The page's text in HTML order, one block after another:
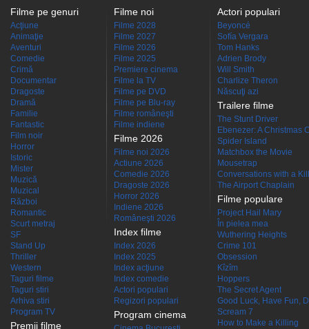
Filme pe genuri
Acţiune
Animaţie
Aventuri
Comedie
Crimă
Documentar
Dragoste
Dramă
Familie
Fantastic
Film noir
Horror
Istoric
Mister
Muzică
Muzical
Război
Romantic
Scurt metraj
SF
Stand Up
Thriller
Western
Taguri filme
Taguri stiri
Arhiva stiri
Program TV
Premii filme
Filme noi
Filme 2028
Filme 2027
Filme 2026
Filme 2025
Premiere cinema
Filme la TV
Filme pe DVD
Filme pe Blu-ray
Filme româneşti
Filme indiene
Filme 2026
Filme noi 2026
Actiune 2026
Comedie 2026
Dragoste 2026
Horror 2026
Indiene 2026
Româneşti 2026
Index filme
Index 2026
Index 2025
Index acţiune
Index comedie
Actori populari
Regizori populari
Program cinema
Actori populari
Beyoncé
Sofía Vergara
Tom Hanks
Adrien Brody
Will Smith
Charlize Theron
Născuţi azi
Trailere filme
The Stunt Driver
Ebenezer: A Christmas
Spider Island
Matchbox the Movie
Mousetrap
Conversations with a
The Airport Chaplain
Filme populare
Project Hail Mary
În pielea mea
Wuthering Heights
Crime 101
Obsession
Kîzîm
Hoppers
The Secret Agent
Good Luck, Have Fun,
Scream 7
How to Make a Killing